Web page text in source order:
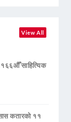
View All
साहित्यिक
कतारको ११